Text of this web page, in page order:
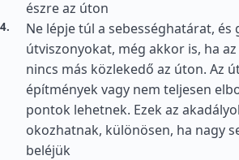
észre az úton
Ne lépje túl a sebességhatárat, és
útviszonyokat, még akkor is, ha
nincs más közlekedő az úton. Az
építmények vagy nem teljesen
pontok lehetnek. Ezek az
okozhatnak, különösen, ha nagy
beléjük